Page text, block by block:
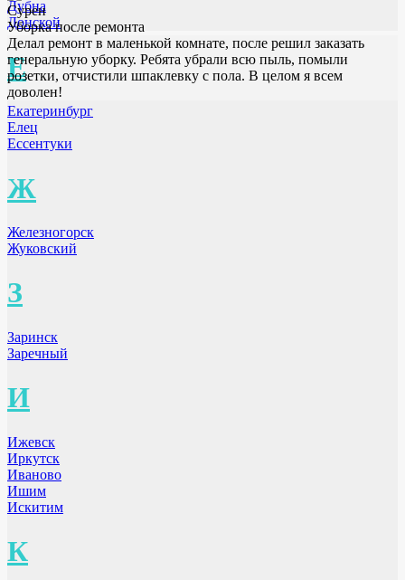
Дубна
Донской
Е
Екатеринбург
Елец
Ессентуки
Ж
Железногорск
Жуковский
З
Заринск
Заречный
И
Ижевск
Иркутск
Иваново
Ишим
Искитим
К
Сурен
Уборка после ремонта
Делал ремонт в маленькой комнате, после решил заказать
генеральную уборку. Ребята убрали всю пыль, помыли
розетки, отчистили шпаклевку с пола. В целом я всем
доволен!